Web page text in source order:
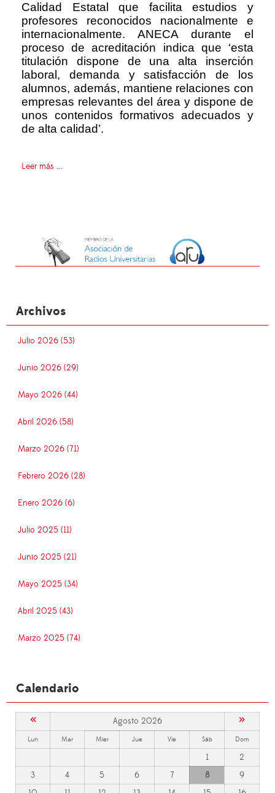
Calidad Estatal que facilita estudios y
profesores reconocidos nacionalmente e
internacionalmente. ANECA durante el
proceso de acreditación indica que ‘esta
titulación dispone de una alta inserción
laboral, demanda y satisfacción de los
alumnos, además, mantiene relaciones con
empresas relevantes del área y dispone de
unos contenidos formativos adecuados y
de alta calidad’.
Leer más ...
Archivos
Julio 2026 (53)
Junio 2026 (29)
Mayo 2026 (44)
Abril 2026 (58)
Marzo 2026 (71)
Febrero 2026 (28)
Enero 2026 (6)
Julio 2025 (11)
Junio 2025 (21)
Mayo 2025 (34)
Abril 2025 (43)
Marzo 2025 (74)
Calendario
« Agosto 2026 »
Lun Mar Mier Jue Vie Sáb Dom
1
2
3
4 5 6 7 8
9